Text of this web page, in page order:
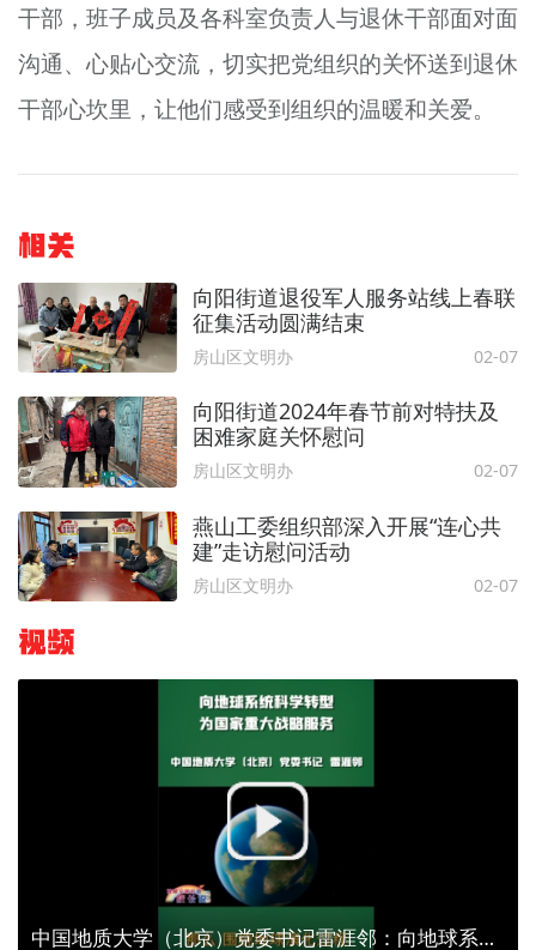
干部，班子成员及各科室负责人与退休干部面对面
沟通、心贴心交流，切实把党组织的关怀送到退休
干部心坎里，让他们感受到组织的温暖和关爱。
相关
向阳街道退役军人服务站线上春联
征集活动圆满结束
房山区文明办 02-07
向阳街道2024年春节前对特扶及
困难家庭关怀慰问
房山区文明办 02-07
燕山工委组织部深入开展“连心共
建”走访慰问活动
房山区文明办 02-07
视频
中国地质大学（北京）党委书记雷涯邻：向地球系统科学转型 为国家重大战略服务